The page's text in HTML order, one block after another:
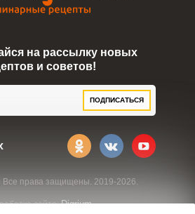
Все права защищены. 2019-2026.
сайта:Digrium
на рассылку новых
и советов!
ПОДПИСАТЬСЯ